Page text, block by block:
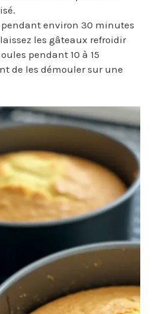
pendant environ 30 minutes
laissez les gâteaux refroidir
pendant 10 à 15
de les démouler sur une